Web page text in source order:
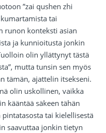
”zai qushen zhi
tai
runon konteksti asian
ja kunnioitusta jonkin
olin yllättynyt tästä
mutta tunsin sen myös
tämän, ajattelin itsekseni.
olin uskollinen, vaikka
kääntää säkeen tähän
tai kielellisestä
saavuttaa jonkin tietyn